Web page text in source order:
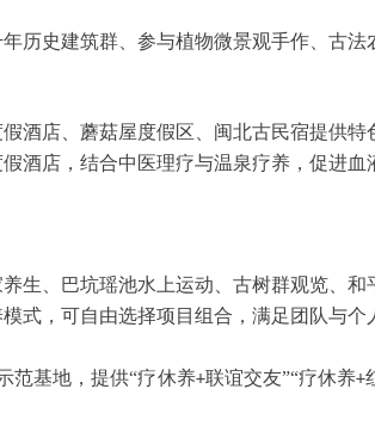
历史建筑群、参与植物微景观手作、古法
酒店、蘑菇屋度假区、闽北古民宿提供
酒店，结合中医理疗与温泉疗养，促进血
生、巴坑瑶池水上运动、古树群观览、
式，可自由选择项目组合，满足团队与个
范基地，提供“疗休养+联谊交友”“疗休养+